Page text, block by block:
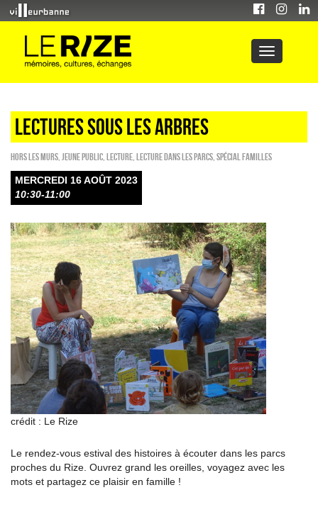
LECTURES SOUS LES ARBRES
HORS LES MURS Jeune public Lecture Lecture dans les parcs Spécial familles
MERCREDI 16 AOÛT 2023
10:30-11:00
crédit : Le Rize
Le rendez-vous estival des histoires à écouter dans les parcs
proches du Rize. Ouvrez grand les oreilles, voyagez avec les
mots et partagez ce plaisir en famille !